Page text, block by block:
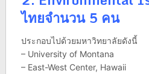
ไทยจำนวน 5 คน
ประกอบไปด้วยมหาวิทยาลัยดังนี้
– University of Montana
– East-West Center, Hawaii